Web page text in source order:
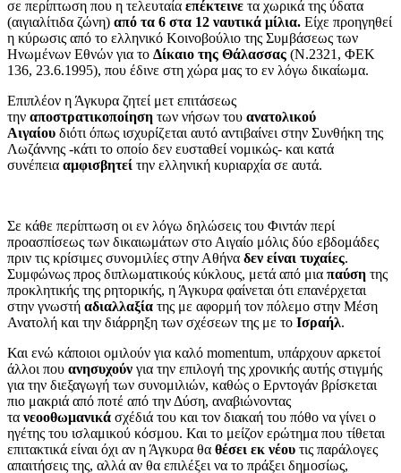
σε περίπτωση που η τελευταία επέκτεινε τα χωρικά της ύδατα
(αιγιαλίτιδα ζώνη) από τα 6 στα 12 ναυτικά μίλια. Είχε προηγηθεί
η κύρωσις από το ελληνικό Κοινοβούλιο της Συμβάσεως των
Ηνωμένων Εθνών για το Δίκαιο της Θάλασσας (Ν.2321, ΦΕΚ
136, 23.6.1995), που έδινε στη χώρα μας το εν λόγω δικαίωμα.
Επιπλέον η Άγκυρα ζητεί μετ επιτάσεως
την αποστρατικοποίηση των νήσων του ανατολικού
Αιγαίου διότι όπως ισχυρίζεται αυτό αντιβαίνει στην Συνθήκη της
Λωζάννης -κάτι το οποίο δεν ευσταθεί νομικώς- και κατά
συνέπεια αμφισβητεί την ελληνική κυριαρχία σε αυτά.
Σε κάθε περίπτωση οι εν λόγω δηλώσεις του Φιντάν περί
προασπίσεως των δικαιωμάτων στο Αιγαίο μόλις δύο εβδομάδες
πριν τις κρίσιμες συνομιλίες στην Αθήνα δεν είναι τυχαίες.
Συμφώνως προς διπλωματικούς κύκλους, μετά από μια παύση της
προκλητικής της ρητορικής, η Άγκυρα φαίνεται ότι επανέρχεται
στην γνωστή αδιαλλαξία της με αφορμή τον πόλεμο στην Μέση
Ανατολή και την διάρρηξη των σχέσεων της με το Ισραήλ.
Και ενώ κάποιοι ομιλούν για καλό momentum, υπάρχουν αρκετοί
άλλοι που ανησυχούν για την επιλογή της χρονικής αυτής στιγμής
για την διεξαγωγή των συνομιλιών, καθώς ο Ερντογάν βρίσκεται
πιο μακριά από ποτέ από την Δύση, αναβιώνοντας
τα νεοοθωμανικά σχέδιά του και τον διακαή του πόθο να γίνει ο
ηγέτης του ισλαμικού κόσμου. Και το μείζον ερώτημα που τίθεται
επιτακτικά είναι όχι αν η Άγκυρα θα θέσει εκ νέου τις παράλογες
απαιτήσεις της, αλλά αν θα επιλέξει να το πράξει δημοσίως,